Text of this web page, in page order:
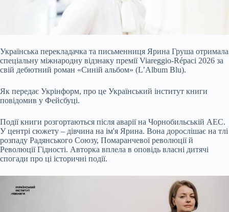
Українська перекладачка та письменниця Ярина Груша отримала
спеціальну міжнародну відзнаку премії Viareggio-Répaci 2026 за
свій дебютний роман «Синій альбом» (L’Album Blu).
Як передає Укрінформ, про це Український інститут книги
повідомив у Фейсбуці.
Події книги розгортаються після аварії на Чорнобильській АЕС.
У центрі сюжету – дівчина на ім'я Ярина. Вона дорослішає на тлі
розпаду Радянського Союзу, Помаранчевої революції й
Революції Гідності. Авторка вплела в оповідь власні дитячі
спогади про ці історичні події.